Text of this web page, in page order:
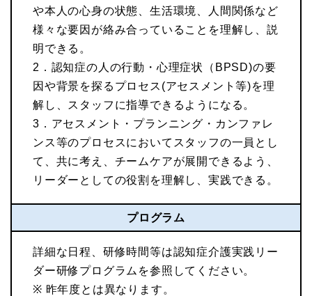
や本人の心身の状態、生活環境、人間関係など
様々な要因が絡み合っていることを理解し、説
明できる。
2．認知症の人の行動・心理症状（BPSD)の要
因や背景を探るプロセス(アセスメント等)を理
解し、スタッフに指導できるようになる。
3．アセスメント・プランニング・カンファレ
ンス等のプロセスにおいてスタッフの一員とし
て、共に考え、チームケアが展開できるよう、
リーダーとしての役割を理解し、実践できる。
プログラム
詳細な日程、研修時間等は認知症介護実践リー
ダー研修プログラムを参照してください。
※ 昨年度とは異なります。